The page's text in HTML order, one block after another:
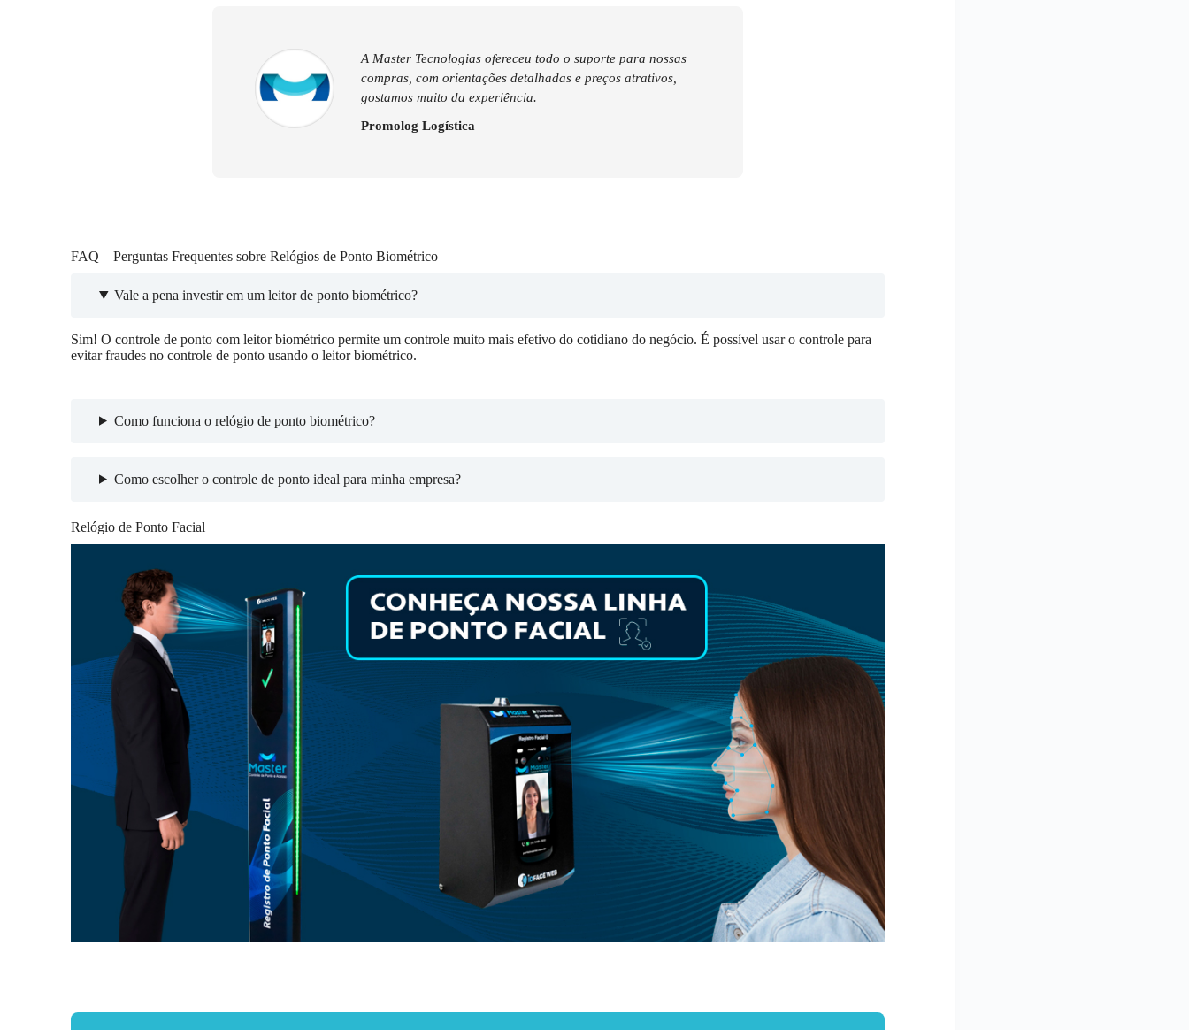
A Master Tecnologias ofereceu todo o suporte para nossas
compras, com orientações detalhadas e preços atrativos,
gostamos muito da experiência.
Promolog Logística
FAQ – Perguntas Frequentes sobre Relógios de Ponto Biométrico
Vale a pena investir em um leitor de ponto biométrico?
Sim! O controle de ponto com leitor biométrico permite um controle muito mais efetivo do cotidiano do negócio. É possível usar o controle para
evitar fraudes no controle de ponto usando o leitor biométrico.
Como funciona o relógio de ponto biométrico?
Como escolher o controle de ponto ideal para minha empresa?
Relógio de Ponto Facial